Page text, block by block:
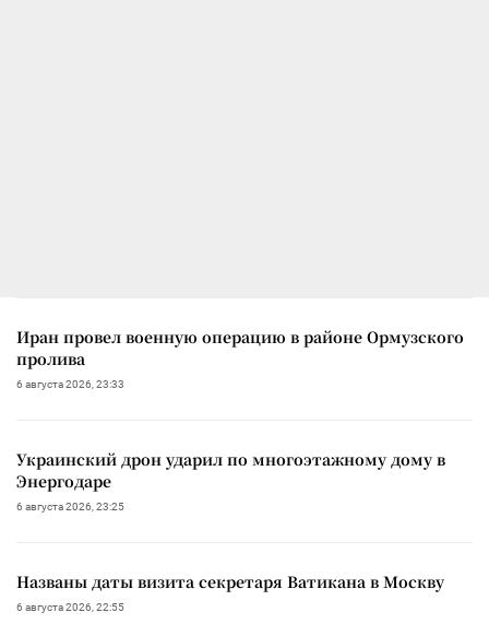
Иран провел военную операцию в районе Ормузского
пролива
6 августа 2026, 23:33
Украинский дрон ударил по многоэтажному дому в
Энергодаре
6 августа 2026, 23:25
Названы даты визита секретаря Ватикана в Москву
6 августа 2026, 22:55